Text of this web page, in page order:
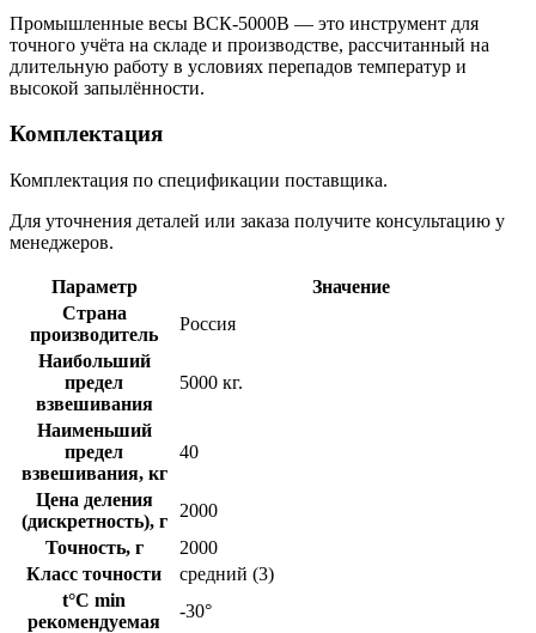
Промышленные весы ВСК-5000В — это инструмент для
точного учёта на складе и производстве, рассчитанный на
длительную работу в условиях перепадов температур и
высокой запылённости.
Комплектация
Комплектация по спецификации поставщика.
Для уточнения деталей или заказа получите консультацию у
менеджеров.
Параметр
Значение
Страна
производитель
Россия
Наибольший
предел
взвешивания
5000 кг.
Наименьший
предел
взвешивания, кг
40
Цена деления
(дискретность), г
2000
Точность, г
2000
Класс точности
средний (3)
t°C min
рекомендуемая
-30°